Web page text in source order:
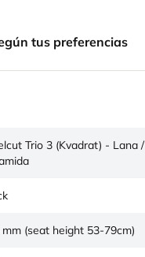
tus preferencias
Trio 3 (Kvadrat) - Lana /
mm (seat height 53-79cm)